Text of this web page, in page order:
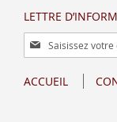
LETTRE
Inscription
à
lettre
ACCUEIL